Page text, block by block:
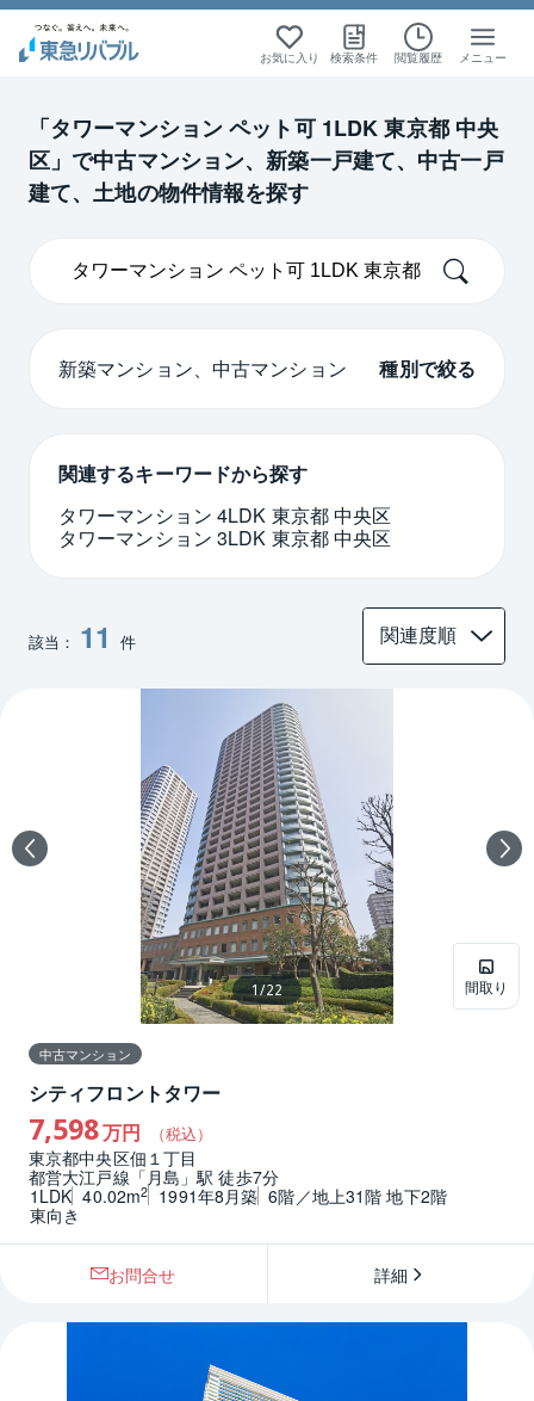
お気に入り 検索条件 閲覧履歴 メニュー
「タワーマンション ペット可 1LDK 東京都 中央
区」で中古マンション、新築一戸建て、中古一戸
建て、土地の物件情報を探す
新築マンション、中古マンション 種別で絞る
関連するキーワードから探す
タワーマンション 4LDK 東京都 中央区
タワーマンション 3LDK 東京都 中央区
該当： 11 件
間取り
1/22
中古マンション
シティフロントタワー
7,598万円 （税込）
東京都中央区佃１丁目
都営大江戸線「月島」駅 徒歩7分
1LDK 40.02m2 1991年8月築 6階／地上31階 地下2階
東向き
お問合せ 詳細
絞り込み検索
東京
絞り込み検索
新築マンション 中古マンション
絞り込み検索
東京
絞り込み検索
新築マンション 中古マンション